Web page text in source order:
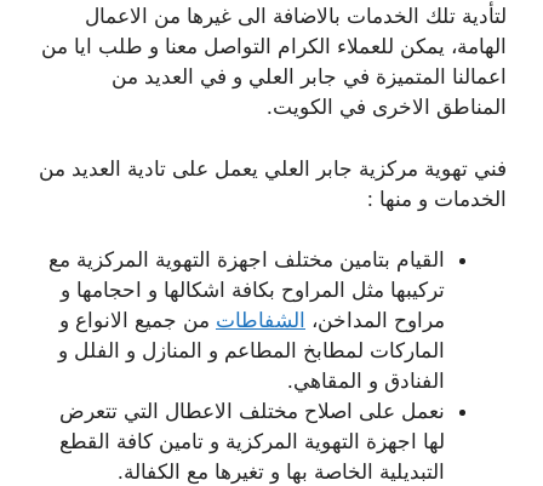
لتأدية تلك الخدمات بالاضافة الى غيرها من الاعمال
الهامة، يمكن للعملاء الكرام التواصل معنا و طلب ايا من
اعمالنا المتميزة في جابر العلي و في العديد من
المناطق الاخرى في الكويت.
فني تهوية مركزية جابر العلي يعمل على تادية العديد من
الخدمات و منها :
القيام بتامين مختلف اجهزة التهوية المركزية مع
تركيبها مثل المراوح بكافة اشكالها و احجامها و
مراوح المداخن، الشفاطات من جميع الانواع و
الماركات لمطابخ المطاعم و المنازل و الفلل و
الفنادق و المقاهي.
نعمل على اصلاح مختلف الاعطال التي تتعرض
لها اجهزة التهوية المركزية و تامين كافة القطع
التبديلية الخاصة بها و تغيرها مع الكفالة.